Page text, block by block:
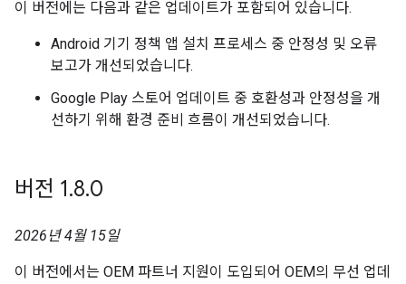
이 버전에는 다음과 같은 업데이트가 포함되어 있습니다.
Android 기기 정책 앱 설치 프로세스 중 안정성 및 오류
보고가 개선되었습니다.
Google Play 스토어 업데이트 중 호환성과 안정성을 개
선하기 위해 환경 준비 흐름이 개선되었습니다.
버전 1.8.0
2026년 4월 15일
이 버전에서는 OEM 파트너 지원이 도입되어 OEM의 무선 업데